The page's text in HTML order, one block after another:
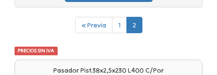
« Previa 1 2
PRECIOS SIN IVA
Pasador Pist.38x2,5x230 L400 C/por